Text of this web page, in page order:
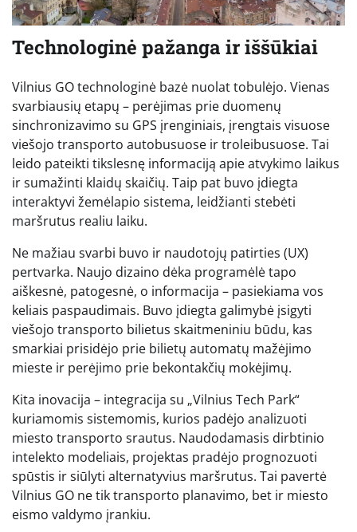
Technologinė pažanga ir iššūkiai
Vilnius GO technologinė bazė nuolat tobulėjo. Vienas
svarbiausių etapų – perėjimas prie duomenų
sinchronizavimo su GPS įrenginiais, įrengtais visuose
viešojo transporto autobusuose ir troleibusuose. Tai
leido pateikti tikslesnę informaciją apie atvykimo laikus
ir sumažinti klaidų skaičių. Taip pat buvo įdiegta
interaktyvi žemėlapio sistema, leidžianti stebėti
maršrutus realiu laiku.
Ne mažiau svarbi buvo ir naudotojų patirties (UX)
pertvarka. Naujo dizaino dėka programėlė tapo
aiškesnė, patogesnė, o informacija – pasiekiama vos
keliais paspaudimais. Buvo įdiegta galimybė įsigyti
viešojo transporto bilietus skaitmeniniu būdu, kas
smarkiai prisidėjo prie bilietų automatų mažėjimo
mieste ir perėjimo prie bekontakčių mokėjimų.
Kita inovacija – integracija su „Vilnius Tech Park“
kuriamomis sistemomis, kurios padėjo analizuoti
miesto transporto srautus. Naudodamasis dirbtinio
intelekto modeliais, projektas pradėjo prognozuoti
spūstis ir siūlyti alternatyvius maršrutus. Tai pavertė
Vilnius GO ne tik transporto planavimo, bet ir miesto
eismo valdymo įrankiu.